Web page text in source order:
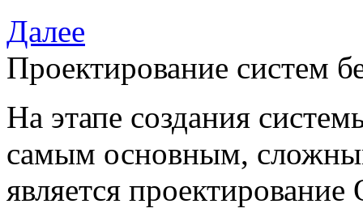
Далее
Проектирование систем
На этапе создания
самым основным,
является